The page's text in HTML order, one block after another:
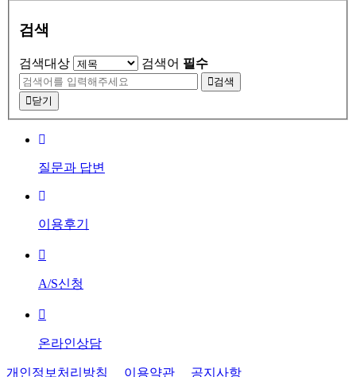
검색
검색대상 검색어 필수
검색
닫기
질문과 답변
이용후기
A/S신청
온라인상담
개인정보처리방침 이용약관 공지사항